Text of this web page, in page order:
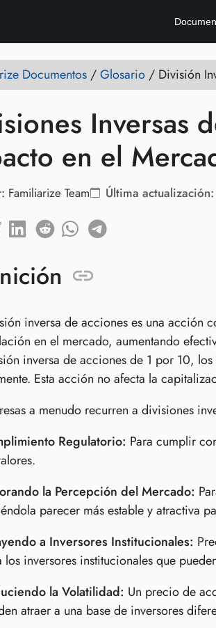
Documentos /Glosario / División
Inversas
en el
Familiarize Team Última actualización:
inversa de acciones es una acción
en el mercado, aumentando
inversa de acciones de 1 por 10,
Esta acción no afecta la
a menudo recurren a divisiones
Regulatorio: Para cumplir
la Percepción del Mercado:
parecer más estable y atractiva
a Inversores Institucionales:
los inversores institucionales que
la Volatilidad: Un precio de
atraer a una base de inversores